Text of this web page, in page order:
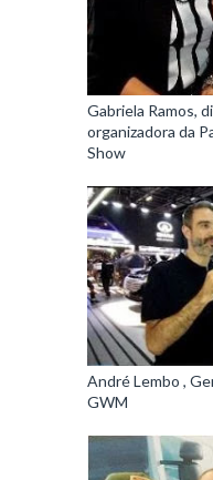
Gabriela Ramos,
organizadora da
Show
André Lembo ,
GWM